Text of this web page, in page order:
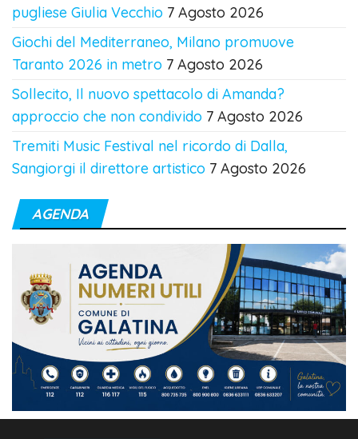
pugliese Giulia Vecchio 7 Agosto 2026
Giochi del Mediterraneo, Milano promuove
Taranto 2026 in metro 7 Agosto 2026
Sollecito, Il nuovo spettacolo di Amanda?
approccio che non condivido 7 Agosto 2026
Tremiti Music Festival nel ricordo di Dalla,
Sangiorgi il direttore artistico 7 Agosto 2026
AGENDA